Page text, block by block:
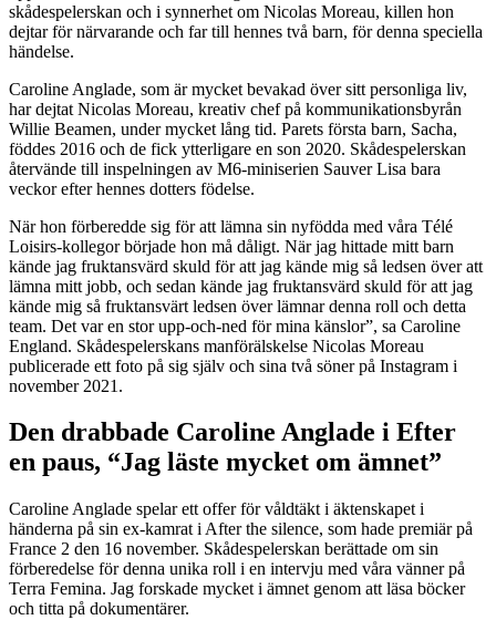
skådespelerskan och i synnerhet om Nicolas Moreau, killen hon
dejtar för närvarande och far till hennes två barn, för denna speciella
händelse.
Caroline Anglade, som är mycket bevakad över sitt personliga liv,
har dejtat Nicolas Moreau, kreativ chef på kommunikationsbyrån
Willie Beamen, under mycket lång tid. Parets första barn, Sacha,
föddes 2016 och de fick ytterligare en son 2020. Skådespelerskan
återvände till inspelningen av M6-miniserien Sauver Lisa bara
veckor efter hennes dotters födelse.
När hon förberedde sig för att lämna sin nyfödda med våra Télé
Loisirs-kollegor började hon må dåligt. När jag hittade mitt barn
kände jag fruktansvärd skuld för att jag kände mig så ledsen över att
lämna mitt jobb, och sedan kände jag fruktansvärd skuld för att jag
kände mig så fruktansvärt ledsen över lämnar denna roll och detta
team. Det var en stor upp-och-ned för mina känslor”, sa Caroline
England. Skådespelerskans manförälskelse Nicolas Moreau
publicerade ett foto på sig själv och sina två söner på Instagram i
november 2021.
Den drabbade Caroline Anglade i Efter
en paus, “Jag läste mycket om ämnet”
Caroline Anglade spelar ett offer för våldtäkt i äktenskapet i
händerna på sin ex-kamrat i After the silence, som hade premiär på
France 2 den 16 november. Skådespelerskan berättade om sin
förberedelse för denna unika roll i en intervju med våra vänner på
Terra Femina. Jag forskade mycket i ämnet genom att läsa böcker
och titta på dokumentärer.